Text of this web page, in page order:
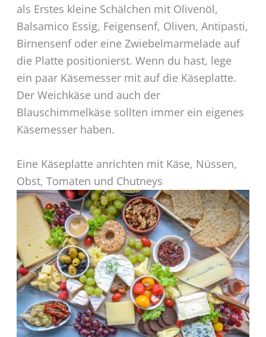
als Erstes kleine Schälchen mit Olivenöl,
Balsamico Essig, Feigensenf, Oliven, Antipasti,
Birnensenf oder eine Zwiebelmarmelade auf
die Platte positionierst. Wenn du hast, lege
ein paar Käsemesser mit auf die Käseplatte.
Der Weichkäse und auch der
Blauschimmelkäse sollten immer ein eigenes
Käsemesser haben.
Eine Käseplatte anrichten mit Käse, Nüssen,
Obst, Tomaten und Chutneys